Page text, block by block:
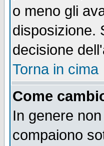
o meno gli
disposizione.
decisione
Torna in cima
Come
In genere
compaiono